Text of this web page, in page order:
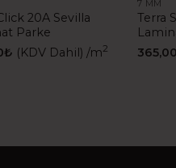
20A Sevilla
Parke
₺ (KDV Dahil) /m2
7 MM
Terra
365,00